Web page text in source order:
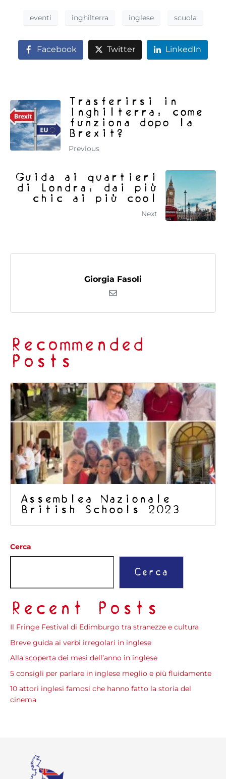
eventi inghilterra inglese scuola
Facebook Twitter LinkedIn
Trasferirsi in
Inghilterra: come
funziona dopo la
Brexit?
Previous
Guida ai quartieri
di Londra: dai più
chic ai più cool
Next
Giorgia Fasoli
Recommended
Posts
Assemblea Nazionale
British Schools 2023
Cerca
Cerca
Recent Posts
Il Fringe Festival di Edimburgo tra stranezze e cultura
Breve guida ai verbi irregolari in inglese
Alla scoperta dei mesi dell’anno in inglese
5 consigli per parlare in inglese meglio e più fluidamente
10 attori inglesi famosi che hanno fatto la storia del
cinema